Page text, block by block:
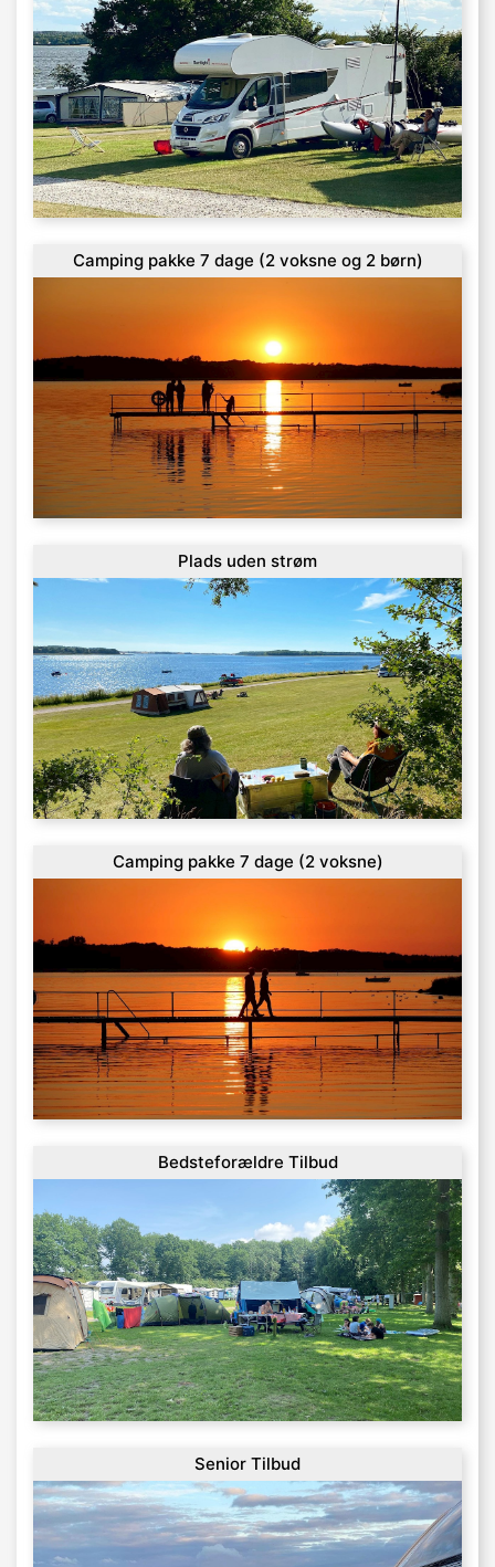
Camping pakke 7 dage (2 voksne og 2 børn)
Plads uden strøm
Camping pakke 7 dage (2 voksne)
Bedsteforældre Tilbud
Senior Tilbud